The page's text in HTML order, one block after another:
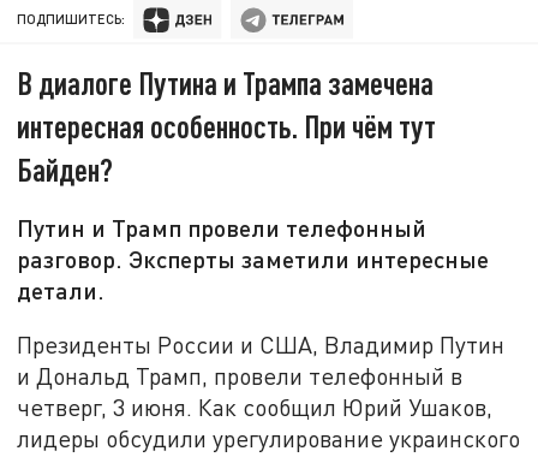
ПОДПИШИТЕСЬ:
В диалоге Путина и Трампа замечена
интересная особенность. При чём тут
Байден?
Путин и Трамп провели телефонный
разговор. Эксперты заметили интересные
детали.
Президенты России и США, Владимир Путин
и Дональд Трамп, провели телефонный в
четверг, 3 июня. Как сообщил Юрий Ушаков,
лидеры обсудили урегулирование украинского